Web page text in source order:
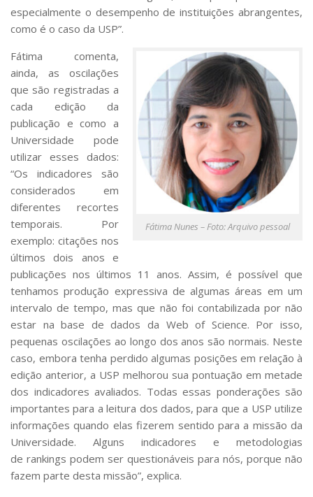
especialmente o desempenho de instituições abrangentes,
como é o caso da USP”.
Fátima Nunes – Foto: Arquivo pessoal
Fátima comenta,
ainda, as oscilações
que são registradas a
cada edição da
publicação e como a
Universidade pode
utilizar esses dados:
“Os indicadores são
considerados em
diferentes recortes
temporais. Por
exemplo: citações nos
últimos dois anos e
publicações nos últimos 11 anos. Assim, é possível que
tenhamos produção expressiva de algumas áreas em um
intervalo de tempo, mas que não foi contabilizada por não
estar na base de dados da Web of Science. Por isso,
pequenas oscilações ao longo dos anos são normais. Neste
caso, embora tenha perdido algumas posições em relação à
edição anterior, a USP melhorou sua pontuação em metade
dos indicadores avaliados. Todas essas ponderações são
importantes para a leitura dos dados, para que a USP utilize
informações quando elas fizerem sentido para a missão da
Universidade. Alguns indicadores e metodologias
de rankings podem ser questionáveis para nós, porque não
fazem parte desta missão”, explica.